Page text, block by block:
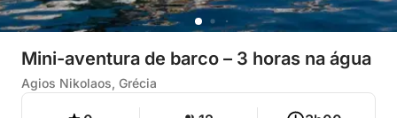
Mini-aventura de barco – 3 horas na água
Agios Nikolaos, Grécia